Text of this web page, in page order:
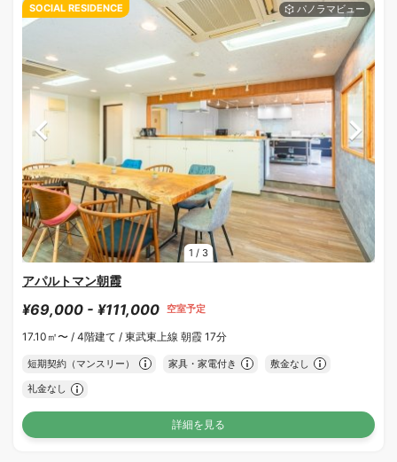
1 / 3
SOCIAL RESIDENCE
アパルトマン朝霞
¥69,000 - ¥111,000 空室予定
17.10㎡〜 / 4階建て / 東武東上線 朝霞 17分
短期契約（マンスリー） 家具・家電付き 敷金なし
礼金なし
詳細を見る